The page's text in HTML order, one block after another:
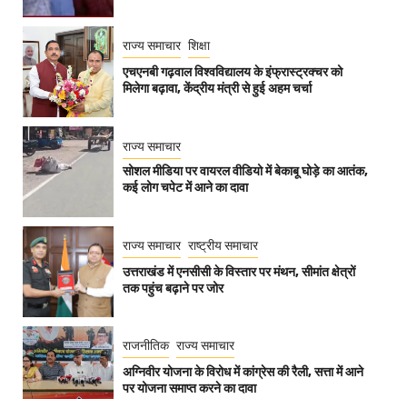
राज्य समाचार शिक्षा
एचएनबी गढ़वाल विश्वविद्यालय के इंफ्रास्ट्रक्चर को
मिलेगा बढ़ावा, केंद्रीय मंत्री से हुई अहम चर्चा
राज्य समाचार
सोशल मीडिया पर वायरल वीडियो में बेकाबू घोड़े का आतंक,
कई लोग चपेट में आने का दावा
राज्य समाचार राष्ट्रीय समाचार
उत्तराखंड में एनसीसी के विस्तार पर मंथन, सीमांत क्षेत्रों
तक पहुंच बढ़ाने पर जोर
राजनीतिक राज्य समाचार
अग्निवीर योजना के विरोध में कांग्रेस की रैली, सत्ता में आने
पर योजना समाप्त करने का दावा